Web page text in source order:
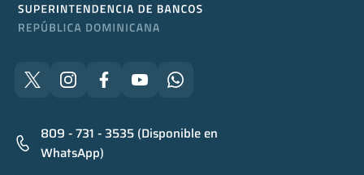
809 - 731 - 3535 (Disponible en
WhatsApp)